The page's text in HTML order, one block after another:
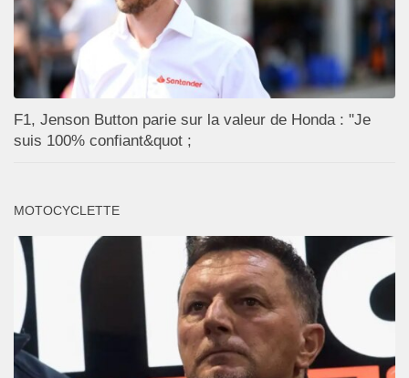
F1, Jenson Button parie sur la valeur de Honda : "Je
suis 100% confiant&quot ;
MOTOCYCLETTE